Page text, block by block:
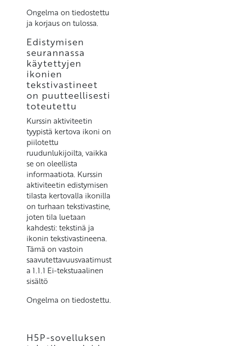
Ongelma on tiedostettu
ja korjaus on tulossa.
Edistymisen
seurannassa
käytettyjen
ikonien
tekstivastineet
on puutteellisesti
toteutettu
Kurssin aktiviteetin
tyypistä kertova ikoni on
piilotettu
ruudunlukijoilta, vaikka
se on oleellista
informaatiota. Kurssin
aktiviteetin edistymisen
tilasta kertovalla ikonilla
on turhaan tekstivastine,
joten tila luetaan
kahdesti: tekstinä ja
ikonin tekstivastineena.
Tämä on vastoin
saavutettavuusvaatimust
a 1.1.1 Ei-tekstuaalinen
sisältö
Ongelma on tiedostettu.
H5P-sovelluksen